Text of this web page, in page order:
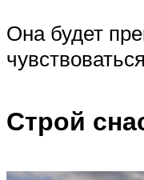
Она будет
Строй